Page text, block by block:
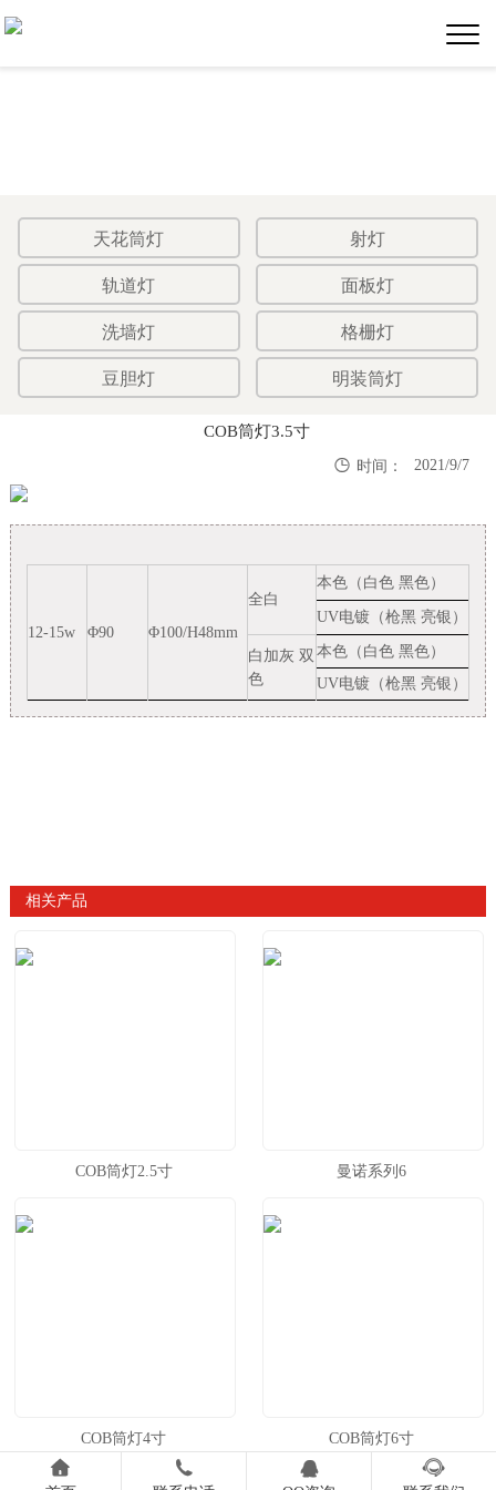
天花筒灯 射灯
轨道灯 面板灯
洗墙灯 格栅灯
豆胆灯 明装筒灯
COB筒灯3.5寸
 时间： 2021/9/7
12-15w Φ90 Φ100/H48mm
全白
本色（白色 黑色）
UV电镀（枪黑 亮银）
白加灰 双
色
本色（白色 黑色）
UV电镀（枪黑 亮银）
相关产品
COB筒灯2.5寸 曼诺系列6
COB筒灯4寸 COB筒灯6寸
   